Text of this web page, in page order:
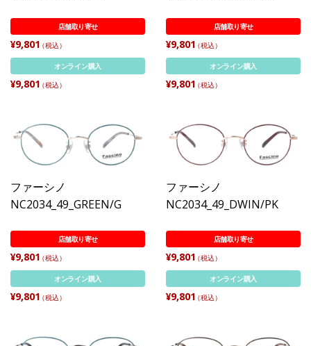
店舗取り寄せ
¥9,801 （税込）
オンライン購入
¥9,801 （税込）
店舗取り寄せ
¥9,801 （税込）
オンライン購入
¥9,801 （税込）
ファーシノ
NC2034_49_GREEN/G
店舗取り寄せ
¥9,801 （税込）
オンライン購入
¥9,801 （税込）
ファーシノ
NC2034_49_DWIN/PK
店舗取り寄せ
¥9,801 （税込）
オンライン購入
¥9,801 （税込）